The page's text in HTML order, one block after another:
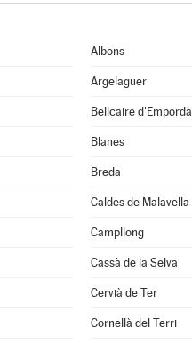
Albons
Argelaguer
Bellcaire d'Empordà
Blanes
Breda
Caldes de Malavella
Campllong
Cassà de la Selva
Cervià de Ter
Cornellà del Terri